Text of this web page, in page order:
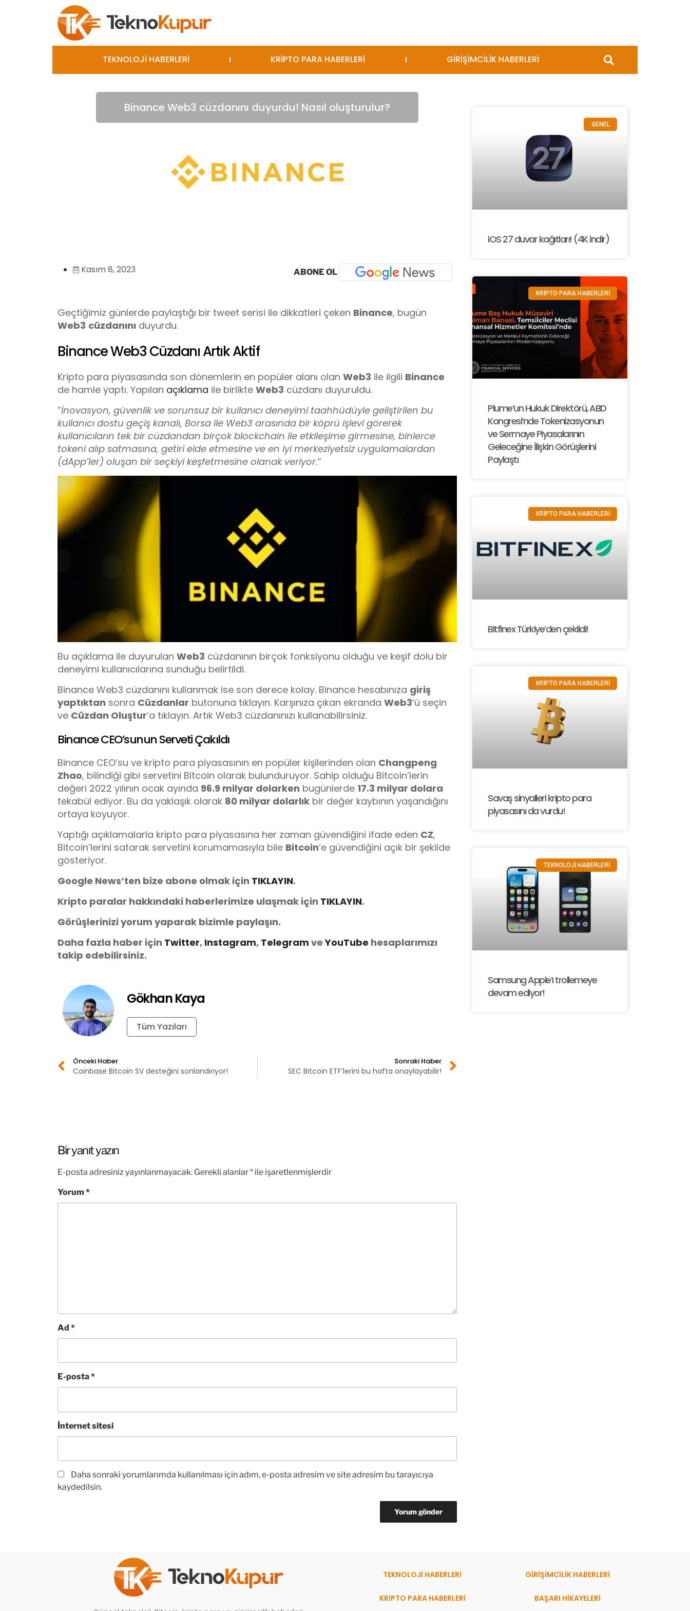
TEKNOLOJİ HABERLERİ KRİPTO PARA HABERLERİ GİRİŞİMCİLİK HABERLERİ
Binance Web3 cüzdanını duyurdu! Nasıl oluşturulur?
Kasım 8, 2023 ABONE OL
Geçtiğimiz günlerde paylaştığı bir tweet serisi ile dikkatleri çeken Binance, bugün
Web3 cüzdanını duyurdu.
Binance Web3 Cüzdanı Artık Aktif
Kripto para piyasasında son dönemlerin en popüler alanı olan Web3 ile ilgili Binance
de hamle yaptı. Yapılan açıklama ile birlikte Web3 cüzdanı duyuruldu.
”İnovasyon, güvenlik ve sorunsuz bir kullanıcı deneyimi taahhüdüyle geliştirilen bu
kullanıcı dostu geçiş kanalı, Borsa ile Web3 arasında bir köprü işlevi görerek
kullanıcıların tek bir cüzdandan birçok blockchain ile etkileşime girmesine, binlerce
tokeni alıp satmasına, getiri elde etmesine ve en iyi merkeziyetsiz uygulamalardan
(dApp’ler) oluşan bir seçkiyi keşfetmesine olanak veriyor.”
Bu açıklama ile duyurulan Web3 cüzdanının birçok fonksiyonu olduğu ve keşif dolu bir
deneyimi kullanıcılarına sunduğu belirtildi.
Binance Web3 cüzdanını kullanmak ise son derece kolay. Binance hesabınıza giriş
yaptıktan sonra Cüzdanlar butonuna tıklayın. Karşınıza çıkan ekranda Web3‘ü seçin
ve Cüzdan Oluştur‘a tıklayın. Artık Web3 cüzdanınızı kullanabilirsiniz.
Binance CEO’sunun Serveti Çakıldı
Binance CEO’su ve kripto para piyasasının en popüler kişilerinden olan Changpeng
Zhao, bilindiği gibi servetini Bitcoin olarak bulunduruyor. Sahip olduğu Bitcoin’lerin
değeri 2022 yılının ocak ayında 96.9 milyar dolarken bugünlerde 17.3 milyar dolara
tekabül ediyor. Bu da yaklaşık olarak 80 milyar dolarlık bir değer kaybının yaşandığını
ortaya koyuyor.
Yaptığı açıklamalarla kripto para piyasasına her zaman güvendiğini ifade eden CZ,
Bitcoin’lerini satarak servetini korumamasıyla bile Bitcoin‘e güvendiğini açık bir şekilde
gösteriyor.
Google News’ten bize abone olmak için TIKLAYIN.
Kripto paralar hakkındaki haberlerimize ulaşmak için TIKLAYIN.
Görüşlerinizi yorum yaparak bizimle paylaşın.
Daha fazla haber için Twitter, Instagram, Telegram veYouTube hesaplarımızı
takip edebilirsiniz.
Gökhan Kaya
Tüm Yazıları
Önceki Haber
Coinbase Bitcoin SV desteğini sonlandırıyor!
Sonraki Haber
SEC Bitcoin ETF’lerini bu hafta onaylayabilir!
Bir yanıt yazın
E-posta adresiniz yayınlanmayacak. Gerekli alanlar* ile işaretlenmişlerdir
Yorum *
Ad *
E-posta*
İnternet sitesi
Daha sonraki yorumlarımda kullanılması için adım, e-posta adresim ve site adresim bu tarayıcıya
kaydedilsin.
GENEL
iOS 27 duvar kağıtları! (4K indir)
KRİPTO PARA HABERLERİ
Plume’un Hukuk Direktörü, ABD
Kongresi’nde Tokenizasyonun
ve Sermaye Piyasalarının
Geleceğine İlişkin Görüşlerini
Paylaştı
KRİPTO PARA HABERLERİ
Bitfinex Türkiye’den çekildi!
KRİPTO PARA HABERLERİ
Savaş sinyalleri kripto para
piyasasını da vurdu!
TEKNOLOJİ HABERLERİ
Samsung Apple’ı trollemeye
devam ediyor!
TEKNOLOJİ HABERLERİ
KRİPTO PARA HABERLERİ
GİRİŞİMCİLİK HABERLERİ
BAŞARI HIKAYELERI